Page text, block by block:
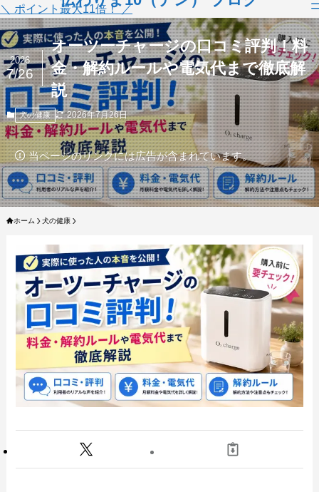
＼ ポイント最大11倍！ ／
オーツーチャージの口コミ評判！料
金・解約ルールや電気代まで徹底解
説
2026
7/26
犬の健康 2026年7月26日
当ページのリンクには広告が含まれています。
ホーム 犬の健康